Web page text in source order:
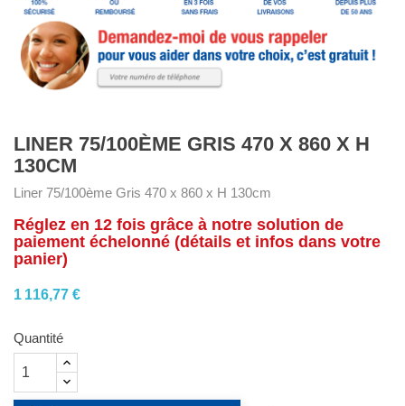
LINER 75/100ÈME GRIS 470 X 860 X H
130CM
Liner 75/100ème Gris 470 x 860 x H 130cm
Réglez en 12 fois grâce à notre solution de
paiement échelonné (détails et infos dans votre
panier)
1 116,77 €
Quantité